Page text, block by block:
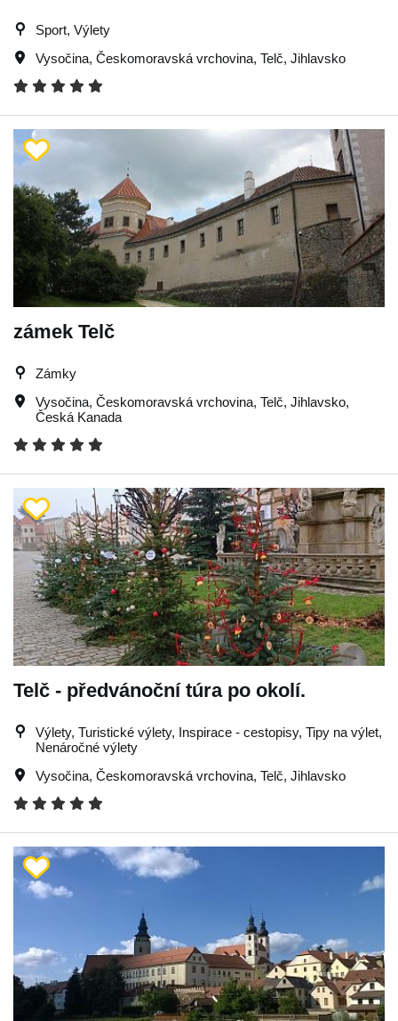
Sport, Výlety
Vysočina, Českomoravská vrchovina, Telč, Jihlavsko
zámek Telč
Zámky
Vysočina, Českomoravská vrchovina, Telč, Jihlavsko,
Česká Kanada
Telč - předvánoční túra po okolí.
Výlety, Turistické výlety, Inspirace - cestopisy, Tipy na výlet,
Nenáročné výlety
Vysočina, Českomoravská vrchovina, Telč, Jihlavsko